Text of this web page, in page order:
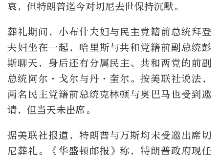
哀，但特朗普迄今对切尼去世保持沉默。
葬礼期间，小布什夫妇与民主党籍前总统拜登
夫妇坐在一起，哈里斯与共和党籍前副总统彭
斯聊天，身后还有分属民主、共和两党的前副
总统阿尔·戈尔与丹·奎尔。按美联社说法，
两名民主党籍前总统克林顿与奥巴马也受到邀
请，但当天未出席。
据美联社报道，特朗普与万斯均未受邀出席切
尼葬礼。《华盛顿邮报》称，特朗普政府现任